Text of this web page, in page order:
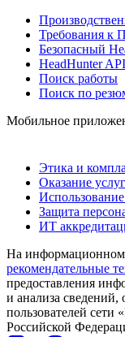
Требования к
Безопасный
HeadHunter API
Поиск работы
Поиск по
Мобильное
Этика и
Оказание услуг
Защита
ИТ
На информационном
рекомендательные
предоставления
и анализа
пользователей сети
Российской